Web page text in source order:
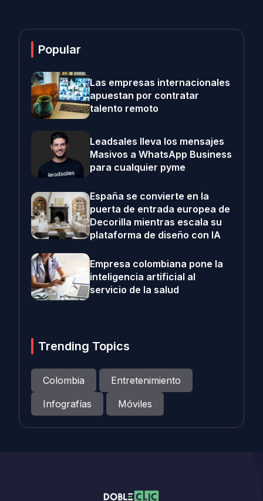
Popular
Las empresas internacionales
apuestan por contratar
talento remoto
Leadsales lleva los mensajes
Masivos a WhatsApp Business
para cualquier pyme
España se convierte en la
puerta de entrada europea de
Decorilla mientras escala su
plataforma de diseño con IA
Empresa colombiana pone la
inteligencia artificial al
servicio de la salud
Trending Topics
Colombia
Entretenimiento
Infografías
Móviles